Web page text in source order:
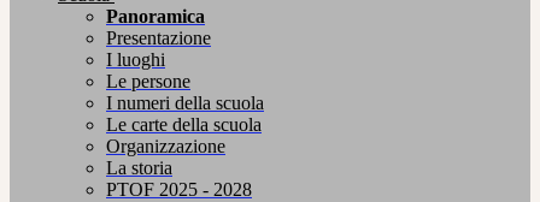
Panoramica
Presentazione
I luoghi
Le persone
I numeri della scuola
Le carte della scuola
Organizzazione
La storia
PTOF 2025 - 2028